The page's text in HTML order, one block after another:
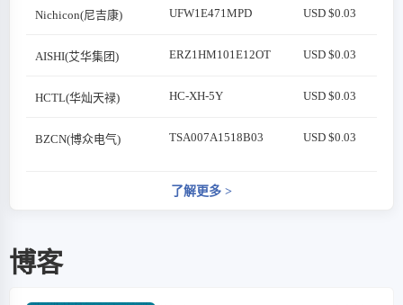
Nichicon(尼吉康) UFW1E471MPD USD $0.03
AISHI(艾华集团) ERZ1HM101E12OT USD $0.03
HCTL(华灿天禄) HC-XH-5Y USD $0.03
BZCN(博众电气) TSA007A1518B03 USD $0.03
了解更多 >
博客